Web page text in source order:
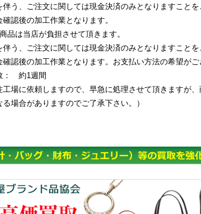
う、ご注文に関しては現金決済のみとなりますこと
認後の加工作業となります。
品は当店が負担させて頂きます。
う、ご注文に関しては現金決済のみとなりますこと
確認後の加工作業となります。お支払い方法の希望が
： 約1週間
工場に依頼しますので、早急に処理させて頂きますが
る場合がありますのでご了承下さい。）